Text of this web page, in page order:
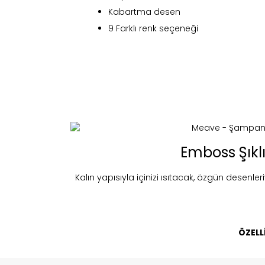
Kabartma desen
9 Farklı renk seçeneği
Emboss
Kalın yapısıyla içinizi ısıtacak, özgün